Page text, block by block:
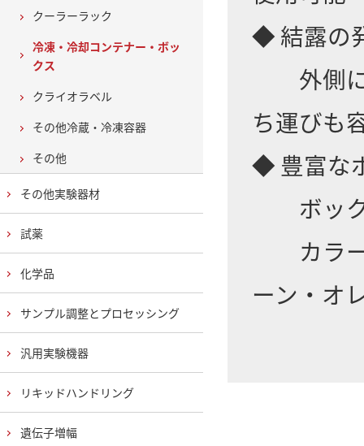
◆ 結露の
外側に
ち運びも
◆ 豊富な
ボック
カラー
ーン・オ
クーラーラック
冷凍・冷却コンテナー・ボッ
クス
クライオラベル
その他冷蔵・冷凍容器
その他
その他実験器材
試薬
化学品
サンプル調整とプロセッシング
汎用実験機器
リキッドハンドリング
遺伝子増幅